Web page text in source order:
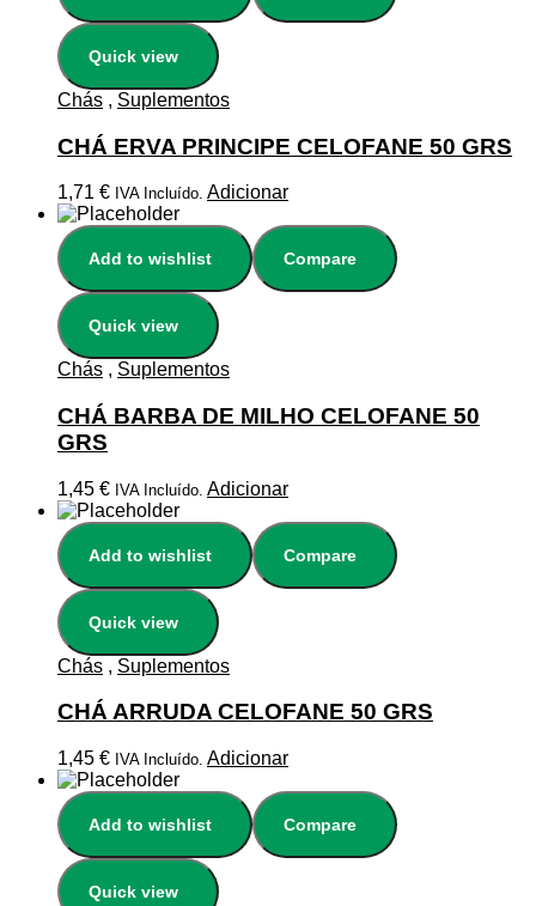
Quick view
Chás , Suplementos
CHÁ ERVA PRINCIPE CELOFANE 50 GRS
1,71 € IVA Incluído. Adicionar
Add to wishlist Compare
Quick view
Chás , Suplementos
CHÁ BARBA DE MILHO CELOFANE 50
GRS
1,45 € IVA Incluído. Adicionar
Add to wishlist Compare
Quick view
Chás , Suplementos
CHÁ ARRUDA CELOFANE 50 GRS
1,45 € IVA Incluído. Adicionar
Add to wishlist Compare
Quick view